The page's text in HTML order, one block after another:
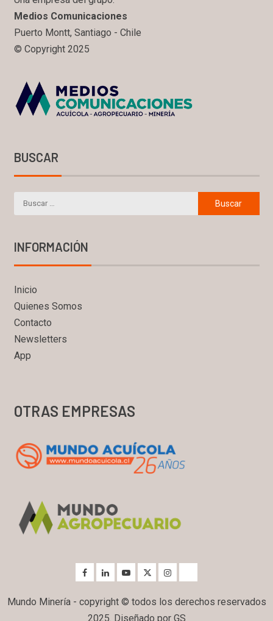
Medios Comunicaciones
Puerto Montt, Santiago - Chile
© Copyright 2025
BUSCAR
INFORMACIÓN
Inicio
Quienes Somos
Contacto
Newsletters
App
OTRAS EMPRESAS
Mundo Minería - copyright © todos los derechos reservados
2025. Diseñado por GS